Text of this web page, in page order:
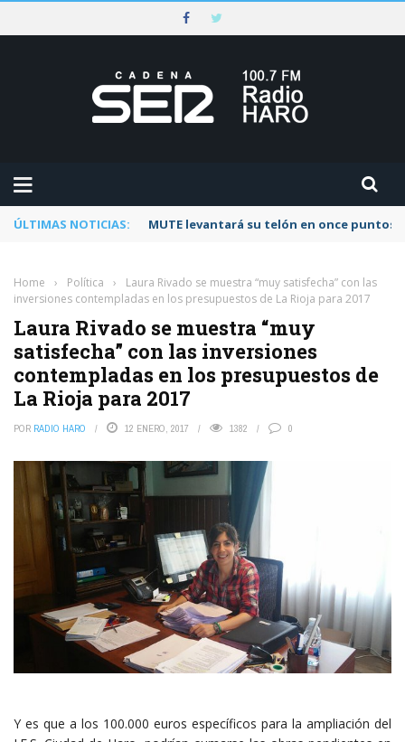
ÚLTIMAS NOTICIAS: MUTE levantará su telón en once puntos
Home › Política ›
Laura Rivado se muestra “muy satisfecha” con las
inversiones contempladas en los presupuestos de La Rioja para 2017
Laura Rivado se muestra “muy
satisfecha” con las inversiones
contempladas en los presupuestos de
La Rioja para 2017
POR RADIO HARO 12 ENERO, 2017 1382 0
Y es que a los 100.000 euros específicos para la ampliación del